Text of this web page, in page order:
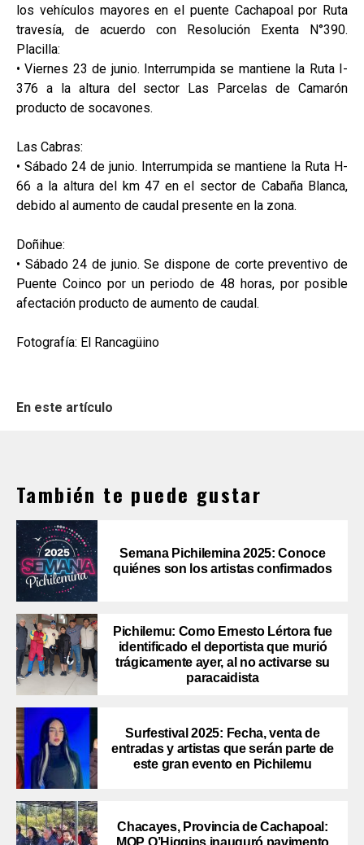
los vehículos mayores en el puente Cachapoal por Ruta
travesía, de acuerdo con Resolución Exenta N°390.
Placilla:
• Viernes 23 de junio. Interrumpida se mantiene la Ruta I-
376 a la altura del sector Las Parcelas de Camarón
producto de socavones.
Las Cabras:
• Sábado 24 de junio. Interrumpida se mantiene la Ruta H-
66 a la altura del km 47 en el sector de Cabaña Blanca,
debido al aumento de caudal presente en la zona.
Doñihue:
• Sábado 24 de junio. Se dispone de corte preventivo de
Puente Coinco por un periodo de 48 horas, por posible
afectación producto de aumento de caudal.
Fotografía: El Rancagüino
En este artículo
También te puede gustar
Semana Pichilemina 2025: Conoce
quiénes son los artistas confirmados
Pichilemu: Como Ernesto Lértora fue
identificado el deportista que murió
trágicamente ayer, al no activarse su
paracaidista
Surfestival 2025: Fecha, venta de
entradas y artistas que serán parte de
este gran evento en Pichilemu
Chacayes, Provincia de Cachapoal:
MOP O’Higgins inauguró pavimento